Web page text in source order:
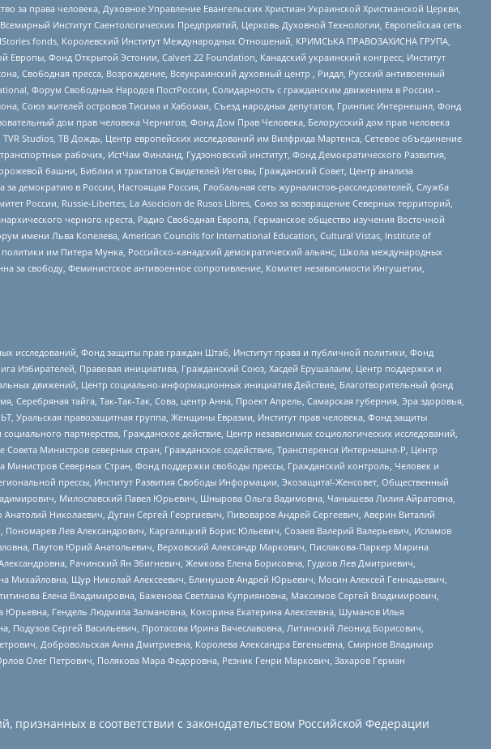
права человека, Духовное Управление Евангельских Христиан Украинской Христианской Церкви,
Институт Саентологических Предприятий, Церковь Духовной Технологии, Европейская сеть
fonds, Королевский Институт Международных Отношений, КРИМСЬКА ПРАВОЗАХИСНА ГРУПА,
Фонд Открытой Эстонии, Calvert 22 Foundation, Канадский украинский конгресс, Институт
Свободная пресса, Возрождение, Всеукраинский духовный центр , Риддл, Русский антивоенный
Форум Свободных Народов ПостРоссии, Солидарность с гражданским движением в России –
Союз жителей островов Тисима и Хабомаи, Съезд народных депутатов, Гринпис Интернешнл, Фонд
дом прав человека Чернигов, Фонд Дом Прав Человека, Белорусский дом прав человека
Studios, ТВ Дождь, Центр европейских исследований им Вилфрида Мартенса, Сетевое объединение
рабочих, ИстЧам Финланд, Гудзоновский институт, Фонд Демократического Развития,
башни, Библии и трактатов Свидетелей Иеговы, Гражданский Совет, Центр анализа
демократию в России, Настоящая Россия, Глобальная сеть журналистов-расследователей, Служба
России, Russie-Libertes, La Asocicion de Rusos Libres, Союз за возвращение Северных территорий,
черного креста, Радио Свободная Европа, Германское общество изучения Восточной
имени Льва Копелева, American Councils for International Education, Cultural Vistas, Institute of
им Питера Мунка, Российско-канадский демократический альянс, Школа международных
свободу, Феминистское антивоенное сопротивление, Комитет независимости Ингушетии,
исследований, Фонд защиты прав граждан Штаб, Институт права и публичной политики, Фонд
Правовая инициатива, Гражданский Союз, Хасдей Ерушалаим, Центр поддержки и
движений, Центр социально-информационных инициатив Действие, Благотворительный фонд
тайга, Так-Так-Так, Сова, центр Анна, Проект Апрель, Самарская губерния, Эра здоровья,
Уральская правозащитная группа, Женщины Евразии, Институт прав человека, Фонд защиты
партнерства, Гражданское действие, Центр независимых социологических исследований,
Министров северных стран, Гражданское содействие, Трансперенси Интернешнл-Р, Центр
Северных Стран, Фонд поддержки свободы прессы, Гражданский контроль, Человек и
прессы, Институт Развития Свободы Информации, Экозащита!-Женсовет, Общественный
Милославский Павел Юрьевич, Шнырова Ольга Вадимовна, Чанышева Лилия Айратовна,
Николаевич, Дугин Сергей Георгиевич, Пивоваров Андрей Сергеевич, Аверин Виталий
Лев Александрович, Каргалицкий Борис Юльевич, Созаев Валерий Валерьевич, Исламов
Паутов Юрий Анатольевич, Верховский Александр Маркович, Пислакова-Паркер Марина
Рачинский Ян Збигневич, Жемкова Елена Борисовна, Гудков Лев Дмитриевич,
Михайловна, Щур Николай Алексеевич, Блинушов Андрей Юрьевич, Мосин Алексей Геннадьевич,
Елена Владимировна, Баженова Светлана Куприяновна, Максимов Сергей Владимирович,
Юрьевна, Гендель Людмила Залмановна, Кокорина Екатерина Алексеевна, Шуманов Илья
Сергей Васильевич, Протасова Ирина Вячеславовна, Литинский Леонид Борисович,
Добровольская Анна Дмитриевна, Королева Александра Евгеньевна, Смирнов Владимир
Олег Петрович, Полякова Мара Федоровна, Резник Генри Маркович, Захаров Герман
в соответствии с законодательством Российской Федерации